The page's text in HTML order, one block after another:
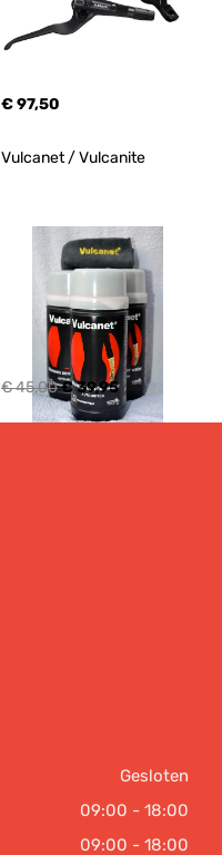
€ 97,50
Vulcanet / Vulcanite
€ 45,00€ 39,95
Gesloten
09:00 - 18:00
09:00 - 18:00